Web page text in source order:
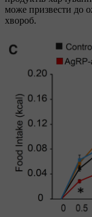
може призвести до
хвороб.